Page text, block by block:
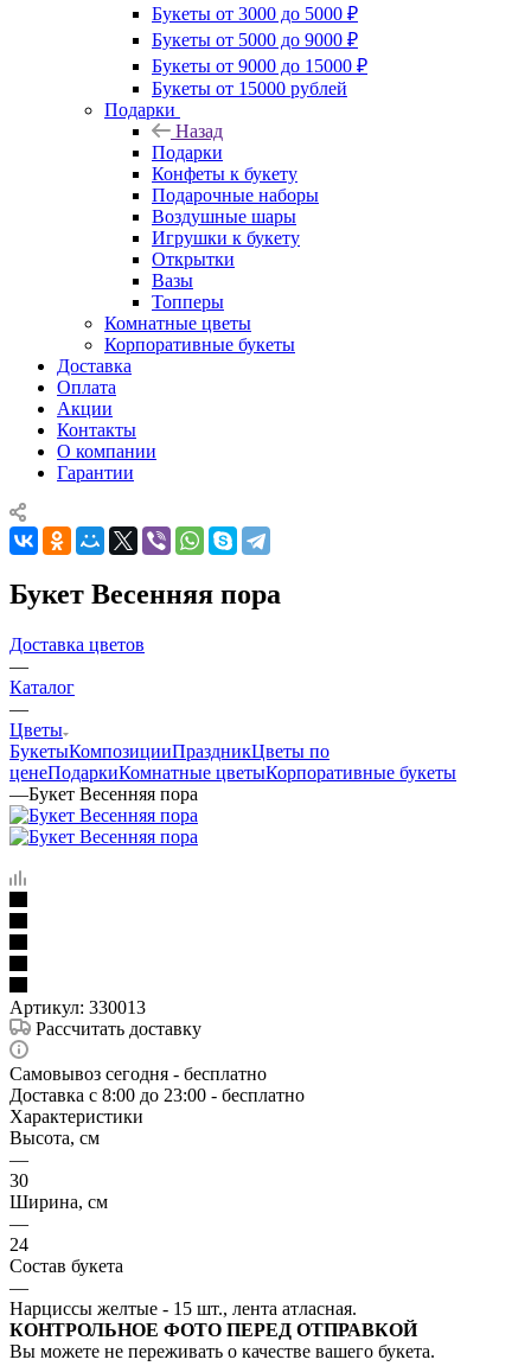
Букеты от 3000 до 5000 ₽
Букеты от 5000 до 9000 ₽
Букеты от 9000 до 15000 ₽
Букеты от 15000 рублей
Подарки
Назад
Подарки
Конфеты к букету
Подарочные наборы
Воздушные шары
Игрушки к букету
Открытки
Вазы
Топперы
Комнатные цветы
Корпоративные букеты
Доставка
Оплата
Акции
Контакты
О компании
Гарантии
Букет Весенняя пора
Доставка цветов
—
Каталог
—
Цветы
БукетыКомпозицииПраздникЦветы по
ценеПодаркиКомнатные цветыКорпоративные букеты
—Букет Весенняя пора
Артикул: 330013
Рассчитать доставку
Самовывоз сегодня - бесплатно
Доставка c 8:00 до 23:00 - бесплатно
Характеристики
Высота, см
—
30
Ширина, см
—
24
Состав букета
—
Нарциссы желтые - 15 шт., лента атласная.
КОНТРОЛЬНОЕ ФОТО ПЕРЕД ОТПРАВКОЙ
Вы можете не переживать о качестве вашего букета.